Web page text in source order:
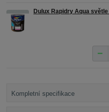
Dulux Rapidry Aqua světle
Kompletní specifikace